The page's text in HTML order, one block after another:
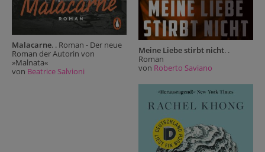
Malacarne. . Roman - Der neue
Roman der Autorin von
»Malnata«
von Beatrice Salvioni
Meine Liebe stirbt nicht. .
Roman
von Roberto Saviano